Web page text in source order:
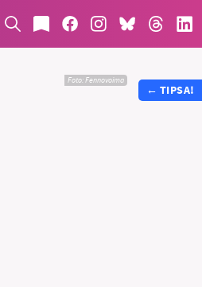
Foto:Fennovoima
← TIPSA!